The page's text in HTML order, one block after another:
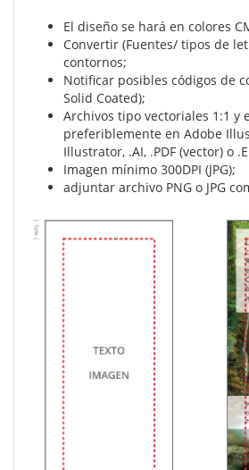
El diseño se hará en colores
Convertir (Fuentes/ tipos de
contornos;
Notificar posibles códigos de
Solid Coated);
Archivos tipo vectoriales 1:1 y
preferiblemente en Adobe
Illustrator, .AI, .PDF (vector) o
Imagen mínimo 300DPI (JPG);
adjuntar archivo PNG o JPG